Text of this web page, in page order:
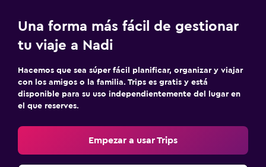
Una forma más fácil de gestionar
tu viaje a Nadi
Hacemos que sea súper fácil planificar, organizar y viajar
con los amigos o la familia. Trips es gratis y está
disponible para su uso independientemente del lugar en
el que reserves.
Empezar a usar Trips